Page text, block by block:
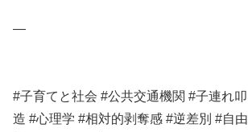
—
#子育てと社会 #公共交通機関 #子連れ
造 #心理学 #相対的剥奪感 #逆差別 #自